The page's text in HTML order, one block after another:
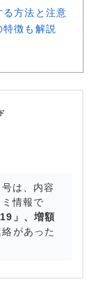
方法と注意
徴も解説
は、内容
情報で
」、増額
があった